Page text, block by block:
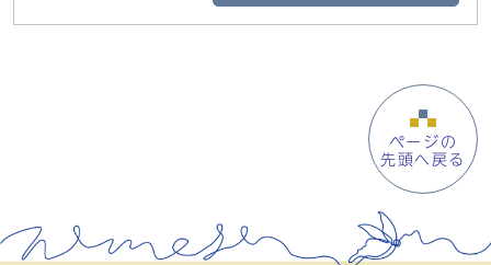
ページの
先頭へ戻る